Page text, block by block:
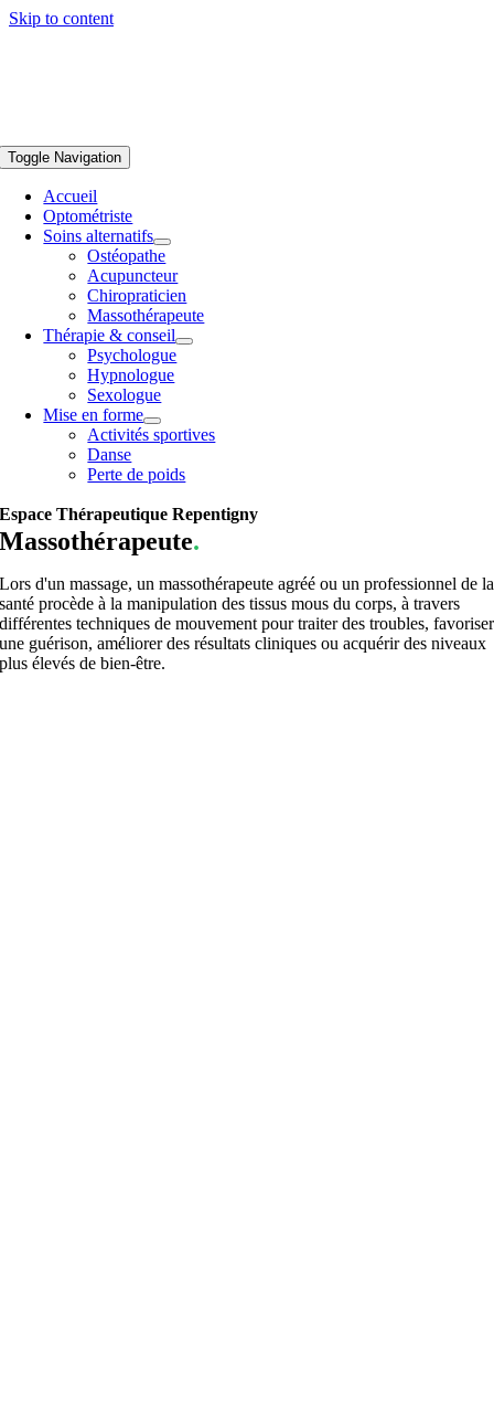
Skip to content
Toggle Navigation
Accueil
Optométriste
Soins alternatifs
Ostéopathe
Acupuncteur
Chiropraticien
Massothérapeute
Thérapie & conseil
Psychologue
Hypnologue
Sexologue
Mise en forme
Activités sportives
Danse
Perte de poids
Espace Thérapeutique Repentigny
Massothérapeute.
Lors d'un massage, un massothérapeute agréé ou un professionnel de la
santé procède à la manipulation des tissus mous du corps, à travers
différentes techniques de mouvement pour traiter des troubles, favoriser
une guérison, améliorer des résultats cliniques ou acquérir des niveaux
plus élevés de bien-être.